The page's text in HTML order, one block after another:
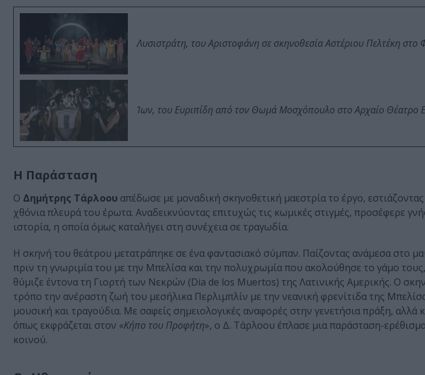
Λυσιστράτη, του Αριστοφάνη σε σκηνοθεσία Αστέριου Πελτέκη
Ίων, του Ευριπίδη από τον Θωμά Μοσχόπουλο στο Αρχαίο Θέατρο
Η Παράσταση
Ο Δημήτρης Τάρλοου απέδωσε με μοναδική σκηνοθετική μαεστρία το έργο,
χθόνια πλευρά του έρωτα. Αναδεικνύοντας επιτυχώς τις κωμικές στιγμές, προσέφερε
ιστορία, η οποία όμως καταλήγει στη συνέχεια σε τραγωδία.
Η σκηνή του θεάτρου μετατράπηκε σε ένα φαντασιακό σύμπαν. Παίζοντας ανάμεσα στο
πριν τη γνωριμία του με την Μπελίσα και την πολυχρωμία που ακολούθησε το γάμο
θύμιζε έντονα τη Γιορτή των Νεκρών (Dia de los Muertos) της Λατινικής Αμερικής. Ο
τρόπο την ανέραστη ζωή του μεσήλικα Περλιμπλίν με την νεανική φρενίτιδα της
μουσική και τραγούδια. Με σαφείς σημειολογικές αναφορές στην γενετήσια πράξη,
όπως εκφράζεται στον «Κήπο του Προφήτη», ο Δ. Τάρλοου έπλασε μια παράσταση-
κοινού.